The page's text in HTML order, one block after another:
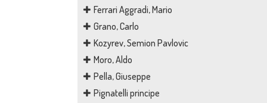
Ferrari Aggradi, Mario
Grano, Carlo
Kozyrev, Semion Pavlovic
Moro, Aldo
Pella, Giuseppe
Pignatelli principe